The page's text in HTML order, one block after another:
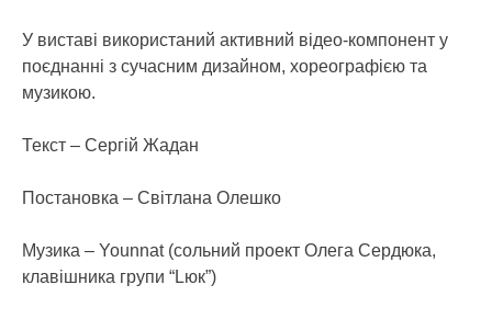
У виставі використаний активний відео-компонент у
поєднанні з сучасним дизайном, хореографією та
музикою.
Текст – Сергій Жадан
Постановка – Світлана Олешко
Музика – Younnat (сольний проект Олега Сердюка,
клавішника групи “Lюк”)